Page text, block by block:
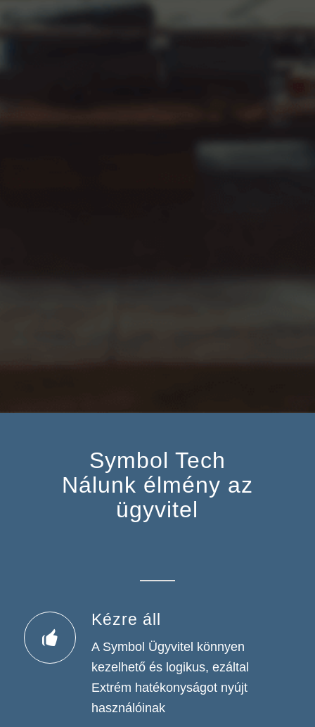
Symbol Tech
Nálunk élmény az
ügyvitel
Kézre áll
A Symbol Ügyvitel könnyen
kezelhető és logikus, ezáltal
Extrém hatékonyságot nyújt
használóinak